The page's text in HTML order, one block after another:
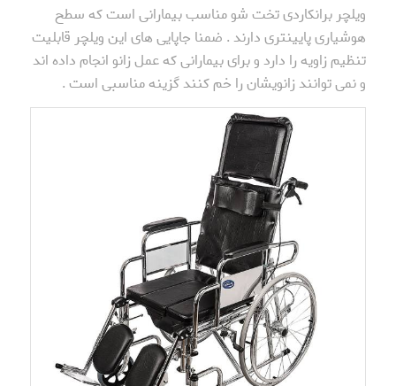
ویلچر برانکاردی تخت شو مناسب بیمارانی است که سطح
هوشیاری پایینتری دارند . ضمنا جاپایی های این ویلچر قابلیت
تنظیم زاویه را دارد و برای بیمارانی که عمل زانو انجام داده اند
و نمی توانند زانویشان را خم کنند گزینه مناسبی است .